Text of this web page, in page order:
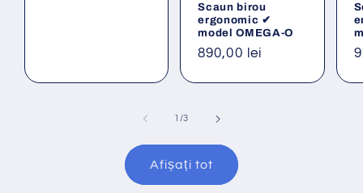
Scaun birou
ergonomic ✔
model OMEGA-O
Preț
890,00 lei
/din
3
Afișați tot